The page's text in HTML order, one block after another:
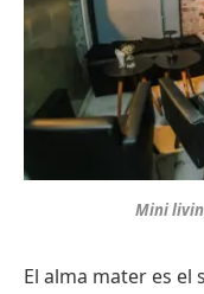
Mini
El alma mater es el